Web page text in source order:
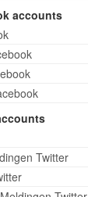
accounts
Twitter